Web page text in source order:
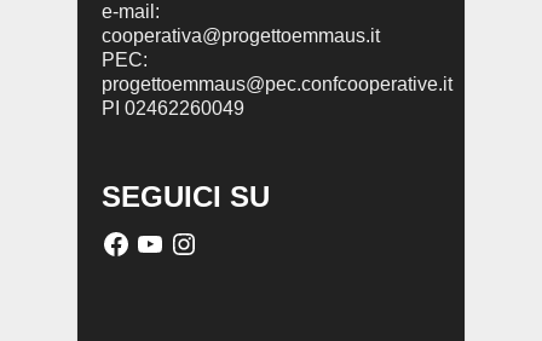
e-mail:
cooperativa@progettoemmaus.it
PEC:
progettoemmaus@pec.confcooperative.it
PI 02462260049
SEGUICI SU